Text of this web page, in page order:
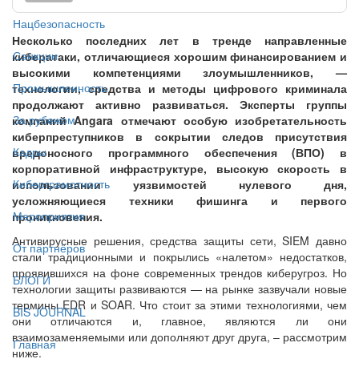
Нацбезопасность
Санкции
Промышленность
За рубежом
Кадры
Киберграмотность
Мероприятия
От партнёров
БЛОГИ
BIS JOURNAL
Главная
Несколько последних лет в тренде направленные
кибератаки, отличающиеся хорошим финансированием и
высокими компетенциями злоумышленников, —
технологии, средства и методы цифрового криминала
продолжают активно развиваться. Эксперты группы
компаний Angara отмечают особую изобретательность
киберпреступников в сокрытии следов присутствия
вредоносного программного обеспечения (ВПО) в
корпоративной инфраструктуре, высокую скорость в
использовании уязвимостей нулевого дня,
усложняющиеся техники фишинга и первого
проникновения.
Антивирусные решения, средства защиты сети, SIEM давно
стали традиционными и покрылись «налетом» недостатков,
проявившихся на фоне современных трендов киберугроз. Но
технологии защиты развиваются — на рынке зазвучали новые
термины EDR и SOAR. Что стоит за этими технологиями, чем
они отличаются и, главное, являются ли они
взаимозаменяемыми или дополняют друг друга, – рассмотрим
ниже.